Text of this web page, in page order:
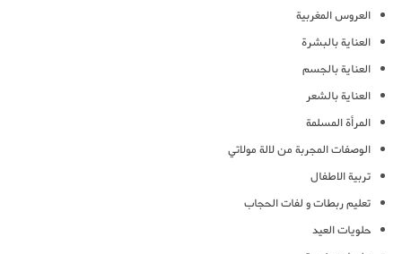
العروس المغربية
العناية بالبشرة
العناية بالجسم
العناية بالشعر
المرأة المسلمة
الوصفات المجربة من لالة مولاتي
تربية الاطفال
تعليم ربطات و لفات الحجاب
حلويات العيد